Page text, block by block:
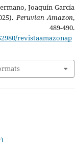
Joaquín García
Peruvian Amazon,
490.
revistaamazonap